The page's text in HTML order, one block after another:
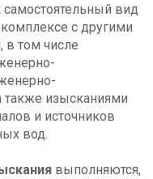
самостоятельный вид
с другими
том числе
также изысканиями
и источников
вод.
выполняются,